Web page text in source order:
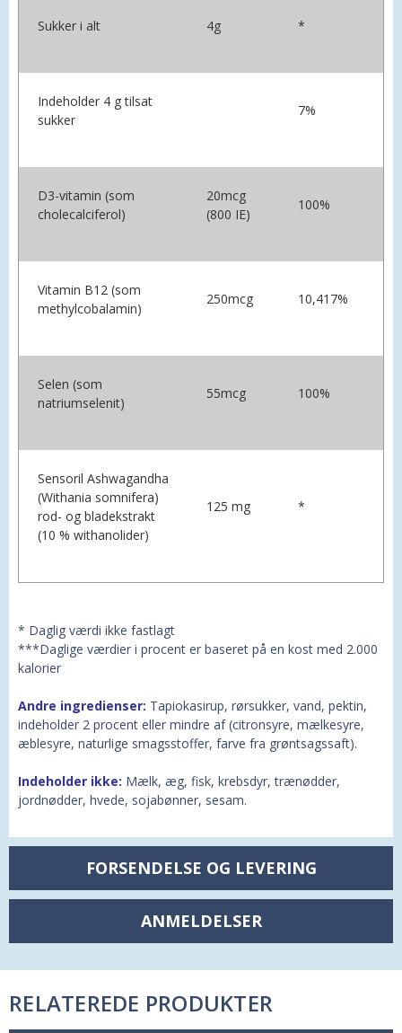
Sukker i alt 4g *
Indeholder 4 g tilsat
sukker
7%
D3-vitamin (som
cholecalciferol)
20mcg
(800 IE)
100%
Vitamin B12 (som
methylcobalamin)
250mcg 10,417%
Selen (som
natriumselenit)
55mcg 100%
Sensoril Ashwagandha
(Withania somnifera)
rod- og bladekstrakt
(10 % withanolider)
125 mg *
* Daglig værdi ikke fastlagt
***Daglige værdier i procent er baseret på en kost med 2.000
kalorier
Andre ingredienser: Tapiokasirup, rørsukker, vand, pektin,
indeholder 2 procent eller mindre af (citronsyre, mælkesyre,
æblesyre, naturlige smagsstoffer, farve fra grøntsagssaft).
Indeholder ikke: Mælk, æg, fisk, krebsdyr, trænødder,
jordnødder, hvede, sojabønner, sesam.
FORSENDELSE OG LEVERING
ANMELDELSER
RELATEREDE PRODUKTER